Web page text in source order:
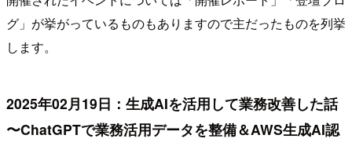
グ」が挙がっているものもありますので主だったものを列挙
します。
2025年02月19日：生成AIを活用して業務改善した話
〜ChatGPTで業務活用データを整備＆AWS生成AI認